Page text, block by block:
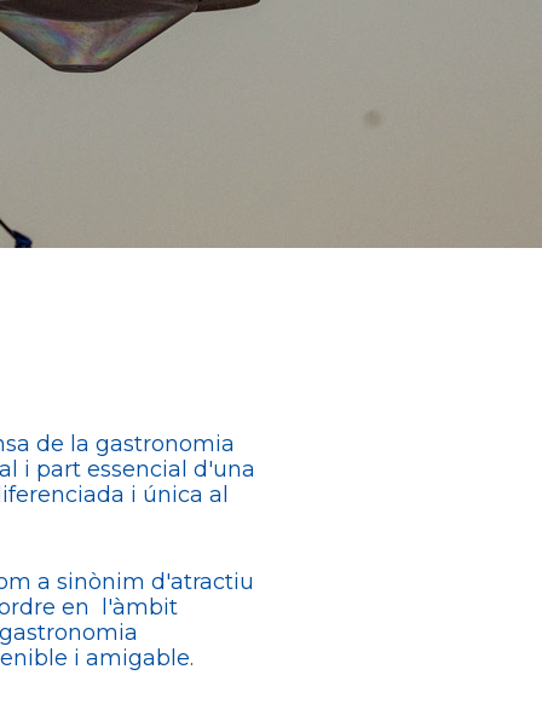
de la gastronomia
i part essencial d'una
i única al
a sinònim d'atractiu
en l'àmbit
i amigable.